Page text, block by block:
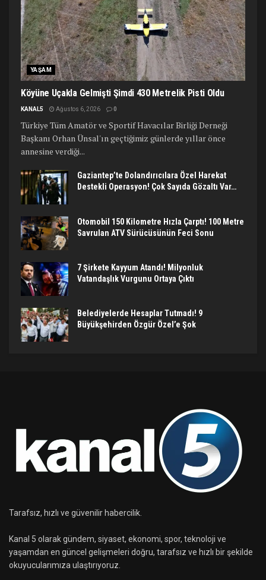
YAŞAM
Köyüne Uçakla Gelmişti Şimdi 430 Metrelik Pisti Oldu
KANAL5 Ağustos 6, 2026 0
Türkiye Tüm Amatör ve Sportif Havacılar Birliği Derneği
Başkanı Orhan Ünsal'ın geçtiğimiz günlerde yıllar önce
annesine verdiği...
Gaziantep’te Dolandırıcılara Özel Harekat
Destekli Operasyon! Çok Sayıda Gözaltı Var…
Otomobil 150 Kilometre Hızla Çarptı! 100 Metre
Savrulan ATV Sürücüsünün Feci Sonu
7 Şirkete Kayyum Atandı! Milyonluk
Vatandaşlık Vurgunu Ortaya Çıktı
Belediyelerde Hesaplar Tutmadı! 9
Büyükşehirden Özgür Özel’e Şok
Tarafsız, hızlı ve güvenilir habercilik.
Kanal 5 olarak gündem, siyaset, ekonomi, spor, teknoloji ve
yaşamdan en güncel gelişmeleri doğru, tarafsız ve hızlı bir şekilde
okuyucularımıza ulaştırıyoruz.